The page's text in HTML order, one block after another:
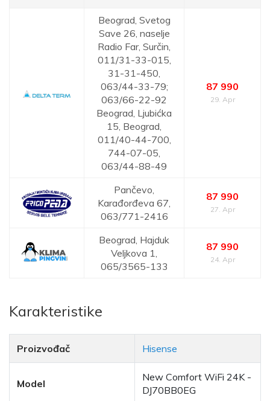
Beograd, Svetog
Save 26, naselje
Radio Far, Surčin,
011/31-33-015,
31-31-450,
063/44-33-79;
063/66-22-92
Beograd, Ljubićka
15, Beograd,
011/40-44-700,
744-07-05,
063/44-88-49
87 990
29. Apr
Pančevo,
Karađorđeva 67,
063/771-2416
87 990
27. Apr
Beograd, Hajduk
Veljkova 1,
065/3565-133
87 990
24. Apr
Karakteristike
Proizvođač Hisense
Model
New Comfort WiFi 24K -
DJ70BB0EG